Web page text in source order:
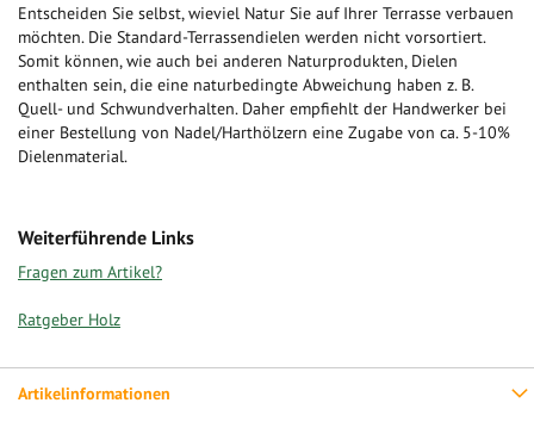
Entscheiden Sie selbst, wieviel Natur Sie auf Ihrer Terrasse verbauen
möchten. Die Standard-Terrassendielen werden nicht vorsortiert.
Somit können, wie auch bei anderen Naturprodukten, Dielen
enthalten sein, die eine naturbedingte Abweichung haben z. B.
Quell- und Schwundverhalten. Daher empfiehlt der Handwerker bei
einer Bestellung von Nadel/Harthölzern eine Zugabe von ca. 5-10%
Dielenmaterial.
Weiterführende Links
Fragen zum Artikel?
Ratgeber Holz
Artikelinformationen